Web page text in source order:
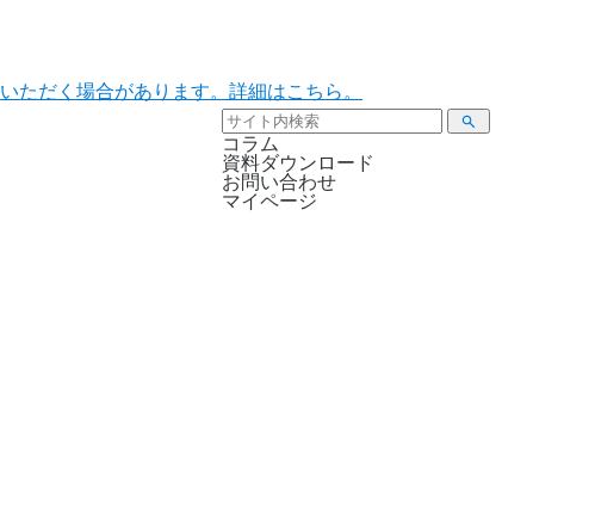
ただく場合があります。詳細はこちら。
コラム
資料ダウンロード
お問い合わせ
マイページ